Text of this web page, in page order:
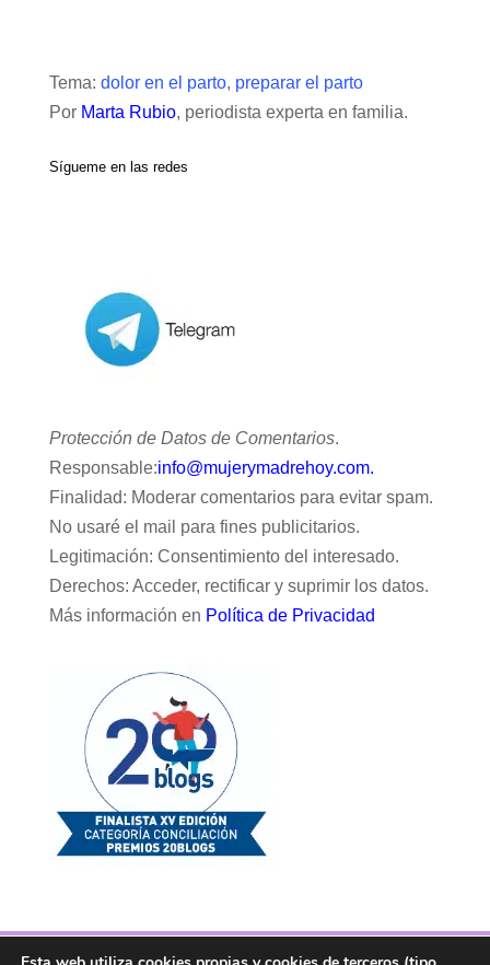
Tema: dolor en el parto, preparar el parto
Por Marta Rubio, periodista experta en familia.
Sígueme en las redes
Protección de Datos de Comentarios.
Responsable:info@mujerymadrehoy.com.
Finalidad: Moderar comentarios para evitar spam.
No usaré el mail para fines publicitarios.
Legitimación: Consentimiento del interesado.
Derechos: Acceder, rectificar y suprimir los datos.
Más información en Política de Privacidad